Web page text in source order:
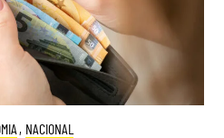
, NACIONAL